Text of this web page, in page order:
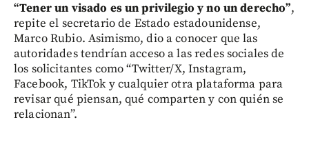
“Tener un visado es un privilegio y no un derecho”,
repite el secretario de Estado estadounidense,
Marco Rubio. Asimismo, dio a conocer que las
autoridades tendrían acceso a las redes sociales de
los solicitantes como “Twitter/X, Instagram,
Facebook, TikTok y cualquier otra plataforma para
revisar qué piensan, qué comparten y con quién se
relacionan”.